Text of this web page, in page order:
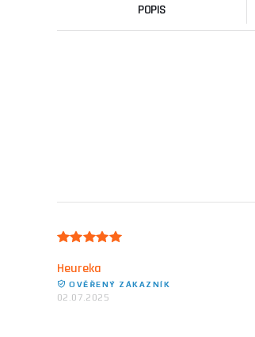
POPIS
Heureka
OVĚŘENÝ ZÁKAZNÍK
02.07.2025